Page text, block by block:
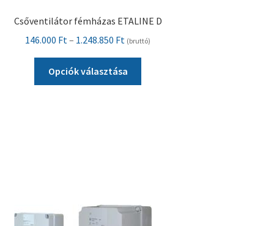
Csőventilátor fémházas ETALINE D
146.000 Ft – 1.248.850 Ft Ártartomány:
-
1.248.850 Ft
(bruttó)
Opciók választása